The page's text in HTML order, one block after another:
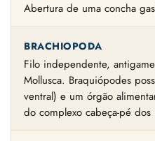
Abertura de uma concha
BRACHIOPODA
Filo independente,
Mollusca. Braquiópodes
ventral) e um órgão
do complexo cabeça-pé dos